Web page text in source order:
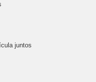
juntos